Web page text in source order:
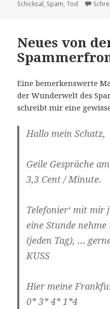
am
Schicksal, Spam, Tod
Neues von
Eine bemerkenswerte
der Wunderwelt des
schreibt mir eine
Hallo mein Schatz,
Geile Gespräche
3,3 Cent / Minute.
Telefonier‘ mit mir
eine Stunde
(jeden Tag), …
KUSS
Hier meine
0* 3* 4* 1*4